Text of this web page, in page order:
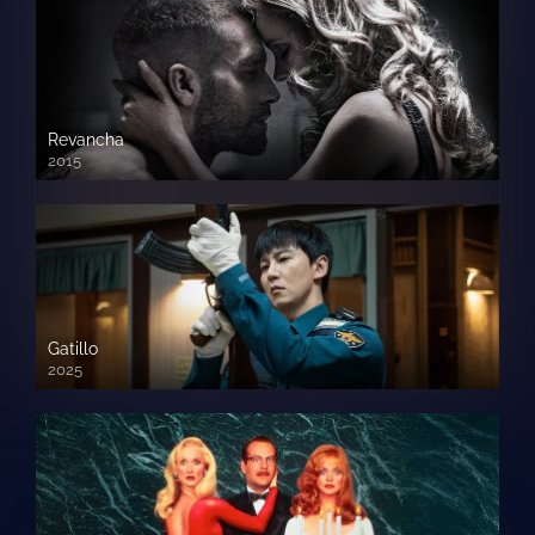
Revancha
2015
720p HD
Gatillo
2025